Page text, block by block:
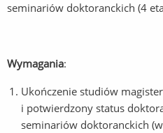
seminariów doktoranckich (4
Wymagania:
Ukończenie studiów
i potwierdzony status
seminariów doktoranckich